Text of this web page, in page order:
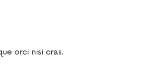
orci nisi cras.